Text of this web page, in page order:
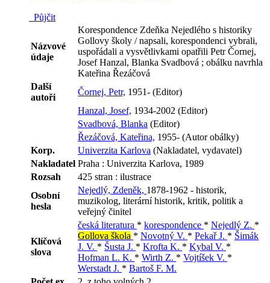
Půjčit
Názvové
údaje
Korespondence Zdeňka Nejedlého s historiky
Gollovy školy / napsali, korespondenci vybrali,
uspořádali a vysvětlivkami opatřili Petr Čornej,
Josef Hanzal, Blanka Svadbová ; obálku navrhla
Kateřina Řezáčová
Další
autoři
Čornej, Petr, 1951- (Editor)
Hanzal, Josef, 1934-2002 (Editor)
Svadbová, Blanka (Editor)
Řezáčová, Kateřina, 1955- (Autor obálky)
Korp.
Univerzita Karlova (Nakladatel, vydavatel)
Nakladatel Praha : Univerzita Karlova, 1989
Rozsah
425 stran : ilustrace
Osobní
hesla
Nejedlý, Zdeněk, 1878-1962 - historik,
muzikolog, literární historik, kritik, politik a
veřejný činitel
Klíčová
slova
česká literatura * korespondence * Nejedlý Z. *
Gollova škola * Novotný V. * Pekař J. * Šimák
J. V. * Šusta J. * Krofta K. * Kybal V. *
Hofman L. K. * Wirth Z. * Vojtíšek V. *
Werstadt J. * Bartoš F. M.